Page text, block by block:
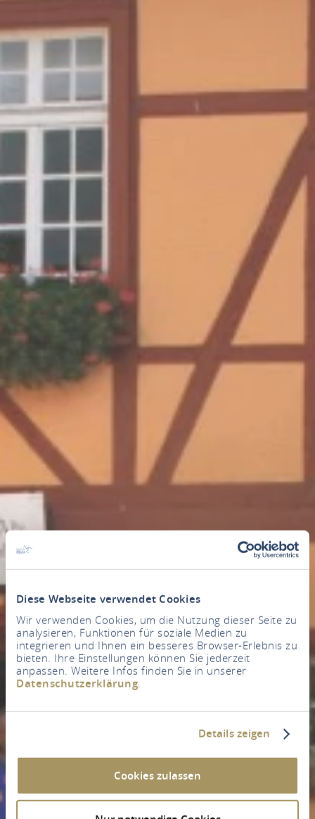
Diese Webseite verwendet Cookies
Wir verwenden Cookies, um die Nutzung dieser Seite zu
analysieren, Funktionen für soziale Medien zu
integrieren und Ihnen ein besseres Browser-Erlebnis zu
bieten. Ihre Einstellungen können Sie jederzeit
anpassen. Weitere Infos finden Sie in unserer
Datenschutzerklärung.
Details zeigen
Cookies zulassen